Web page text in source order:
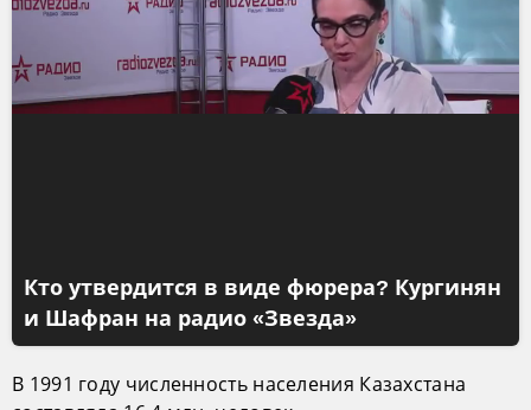
Кто утвердится в виде фюрера? Кургинян
и Шафран на радио «Звезда»
В 1991 году численность населения Казахстана